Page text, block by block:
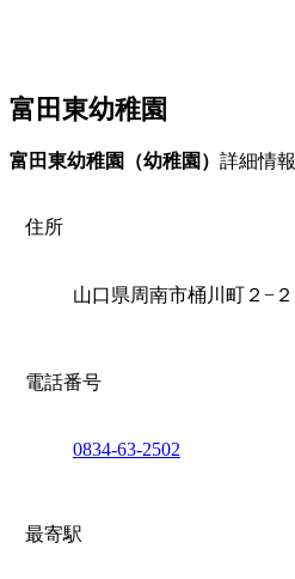
富田東幼稚園
富田東幼稚園（幼稚園） 詳細情報
住所
山口県周南市桶川町２−２
電話番号
0834-63-2502
最寄駅